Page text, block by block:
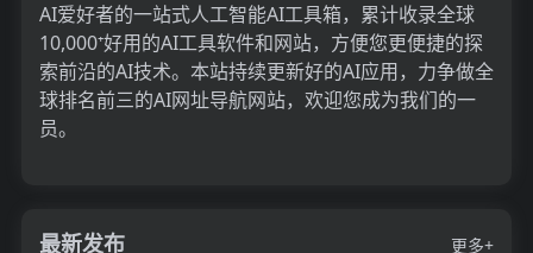
AI爱好者的一站式人工智能AI工具箱，累计收录全球
10,000⁺好用的AI工具软件和网站，方便您更便捷的探
索前沿的AI技术。本站持续更新好的AI应用，力争做全
球排名前三的AI网址导航网站，欢迎您成为我们的一
员。
最新发布
更多+